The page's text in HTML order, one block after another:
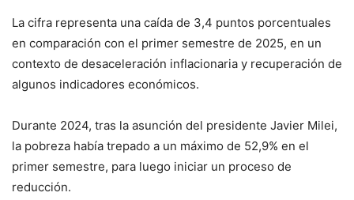
La cifra representa una caída de 3,4 puntos porcentuales
en comparación con el primer semestre de 2025, en un
contexto de desaceleración inflacionaria y recuperación de
algunos indicadores económicos.
Durante 2024, tras la asunción del presidente Javier Milei,
la pobreza había trepado a un máximo de 52,9% en el
primer semestre, para luego iniciar un proceso de
reducción.